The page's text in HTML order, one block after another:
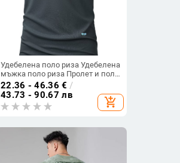
Удебелена поло риза Удебелена
мъжка поло риза Пролет и поло
риза
22.36 - 46.36 € /
43.73 - 90.67 лв
add_shopping_cart